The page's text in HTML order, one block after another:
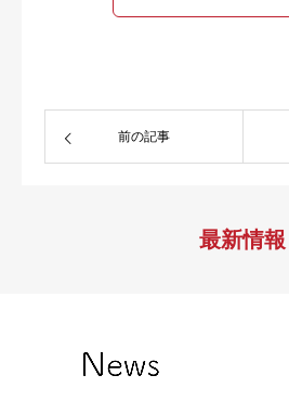
前の記事
最新情報